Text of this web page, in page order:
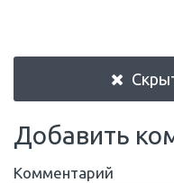
Добавить
Комментарий